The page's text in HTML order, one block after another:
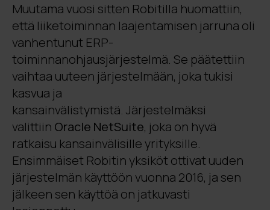
Muutama vuosi sitten Robitilla huomattiin,
että liiketoiminnan laajentamisen jarruna oli
vanhentunut ERP-
toiminnanohjausjärjestelmä. Se päätettiin
vaihtaa uuteen järjestelmään, joka tukisi
kasvua ja
kansainvälistymistä. Järjestelmäksi
valittiin Oracle NetSuite, joka on hyvä
ratkaisu kansainvälisille yrityksille.
Ensimmäiset Robitin yksiköt ottivat uuden
järjestelmän käyttöön vuonna 2016, ja sen
jälkeen sen käyttöä on jatkuvasti